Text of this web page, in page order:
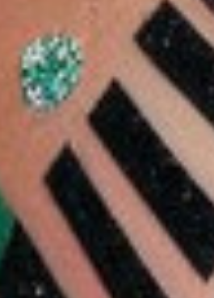
لونار جلو -
٥ ج
2.913 دب
اشتر الآن
شجلام
10 %
شجلام احمر خدود سائل
مطفي - بيرذداي سويت
٥.٢ مل
2.487 دب
2.238 دب
أضف
اشتر الآن